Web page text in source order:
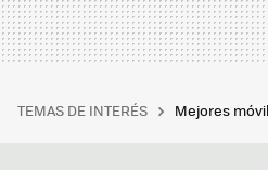
TEMAS DE INTERÉS Mejores